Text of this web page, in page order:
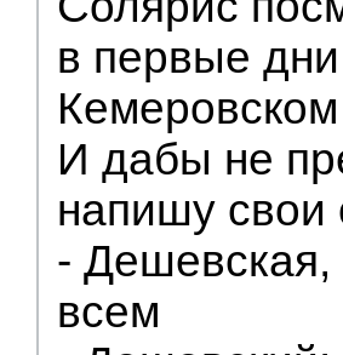
в первые
И дабы не
напишу
-
всем